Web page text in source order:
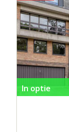
In optie